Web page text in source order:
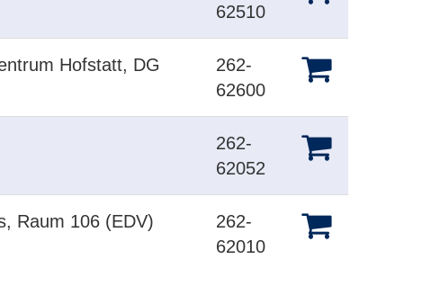
62510
Hofstatt, DG
262-
62600
262-
62052
Raum 106 (EDV)
262-
62010